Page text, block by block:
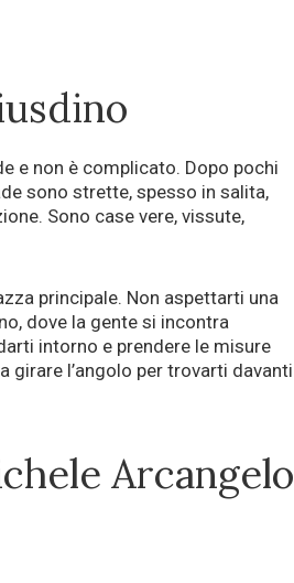
e non è complicato. Dopo pochi
sono strette, spesso in salita,
Sono case vere, vissute,
principale. Non aspettarti una
dove la gente si incontra
intorno e prendere le misure
girare l’angolo per trovarti davanti
Arcangelo